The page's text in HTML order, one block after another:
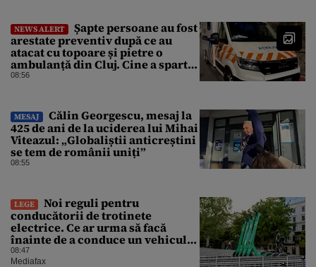
NEWS ALERT
Șapte persoane au fost
arestate preventiv după ce au
atacat cu topoare și pietre o
ambulanță din Cluj. Cine a spart
parbrizul și l-a rănit pe șofer
08:56
MESAJ
Călin Georgescu, mesaj la
425 de ani de la uciderea lui Mihai
Viteazul: „Globaliștii anticreștini
se tem de românii uniți”
08:55
LEGE
Noi reguli pentru
conducătorii de trotinete
electrice. Ce ar urma să facă
înainte de a conduce un vehicul
pe drumurile publice
08:47
Mediafax